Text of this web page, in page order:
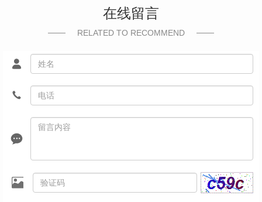
在线留言
RELATED TO RECOMMEND